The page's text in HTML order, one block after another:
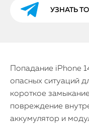
УЗНАТЬ
Попадание iPhone
опасных ситуаций
короткое
повреждение
аккумулятор и